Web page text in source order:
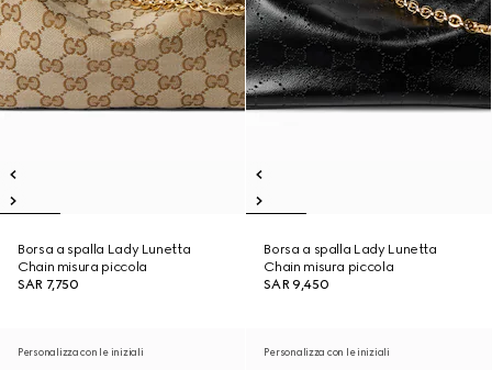
Borsa a spalla Lady Lunetta
Chain misura piccola
SAR 7,750
Borsa a spalla Lady Lunetta
Chain misura piccola
SAR 9,450
Personalizza con le iniziali Personalizza con le iniziali